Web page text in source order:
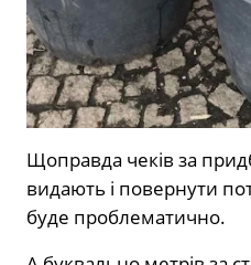
Щоправда чеків за
видають і повернути
буде проблематично.